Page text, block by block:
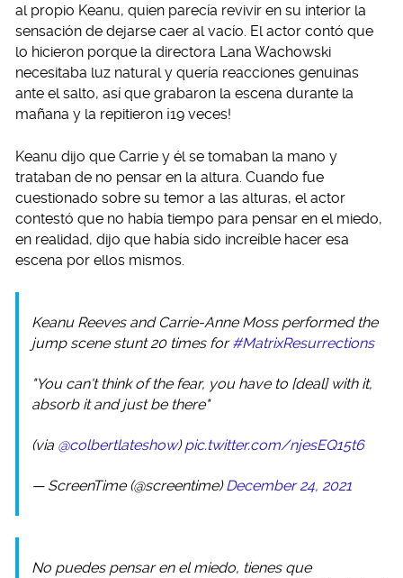
al propio Keanu, quien parecía revivir en su interior la
sensación de dejarse caer al vacío. El actor contó que
lo hicieron porque la directora Lana Wachowski
necesitaba luz natural y quería reacciones genuinas
ante el salto, así que grabaron la escena durante la
mañana y la repitieron ¡19 veces!
Keanu dijo que Carrie y él se tomaban la mano y
trataban de no pensar en la altura. Cuando fue
cuestionado sobre su temor a las alturas, el actor
contestó que no había tiempo para pensar en el miedo,
en realidad, dijo que había sido increíble hacer esa
escena por ellos mismos.
Keanu Reeves and Carrie-Anne Moss performed the
jump scene stunt 20 times for#MatrixResurrections
"You can't think of the fear, you have to [deal] with it,
absorb it and just be there"
(via @colbertlateshow)pic.twitter.com/njesEQ15t6
— ScreenTime (@screentime)December 24, 2021
No puedes pensar en el miedo, tienes que